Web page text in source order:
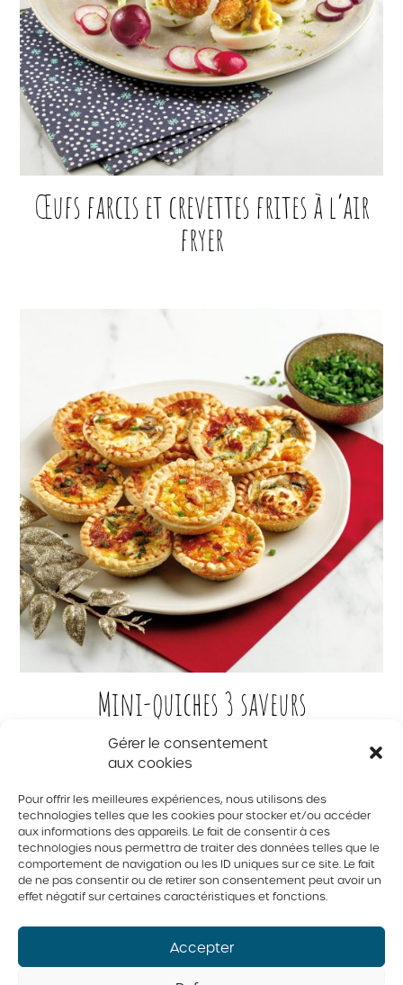
Gérer le consentement
aux cookies
Pour offrir les meilleures expériences, nous utilisons des
technologies telles que les cookies pour stocker et/ou accéder
aux informations des appareils. Le fait de consentir à ces
technologies nous permettra de traiter des données telles que le
comportement de navigation ou les ID uniques sur ce site. Le fait
de ne pas consentir ou de retirer son consentement peut avoir un
effet négatif sur certaines caractéristiques et fonctions.
Accepter
Œufs farcis et crevettes frites à l’air
fryer
Mini-quiches 3 saveurs
1 2 3
© 2026 Tous droits réservés. Fédération des producteurs d’oeufs
du Québec
Politique de confidentialité